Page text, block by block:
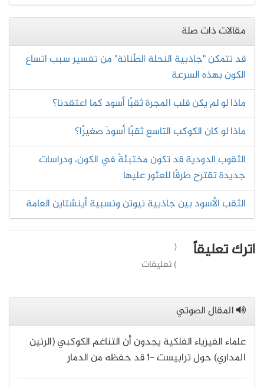
مقالات ذات صلة
قد تتمكن "جاذبية النحلة الطّنانة" من تفسير سبب اتساع
الكون بهذه السرعة
ماذا لو لم يكن قلب المجرة ثقبًا أسود كما اعتقدنا؟
ماذا لو كان الكوكب التاسع ثقبًا أسودَ صغيرًا؟
الثقوب الدودية قد تكون مختبئةً في الكون، ودراسات
جديدة تقترح طرقًا للعثور عليها
الثقب الأسود بين جاذبية نيوتن ونسبية أينشتاين العامة
اترك تعليقاً
(
) تعليقات
المقال الصوتي
علماء الفيزياء الفلكية يجدون أن التناغم الكوكبي (الرنين
المداري) حول ترابيست -1 قد حفظه من الدمار